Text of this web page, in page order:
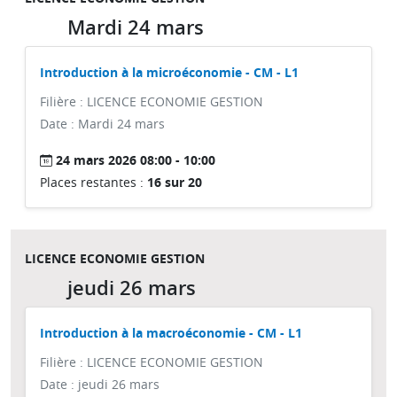
Mardi 24 mars
Introduction à la microéconomie - CM - L1
Filière : LICENCE ECONOMIE GESTION
Date : Mardi 24 mars
24 mars 2026 08:00 - 10:00
Places restantes : 16 sur 20
LICENCE ECONOMIE GESTION
jeudi 26 mars
Introduction à la macroéconomie - CM - L1
Filière : LICENCE ECONOMIE GESTION
Date : jeudi 26 mars